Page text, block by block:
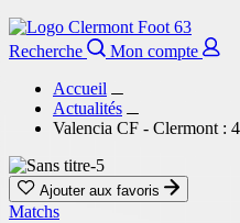
Recherche
Mon compte
Accueil
Actualités
Valencia CF - Clermont :
Ajouter aux favoris
Matchs